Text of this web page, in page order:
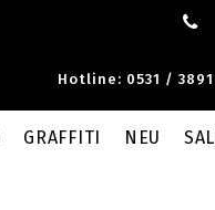
Hotline: 0531 /
GRAFFITI NEU